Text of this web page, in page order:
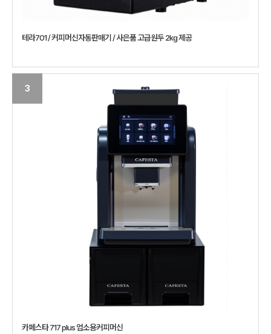
테라701 / 커피머신자동판매기 / 사은품 고급원두 2kg 제공
3
카페스타 717 plus 업소용커피머신